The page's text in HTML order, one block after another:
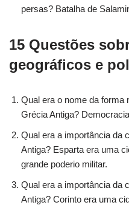
persas? Batalha de
15 Questões
geográficos e
Qual era o nome da forma
Grécia Antiga?
Qual era a importância da
Antiga? Esparta era uma
grande poderio militar.
Qual era a importância da
Antiga? Corinto era uma